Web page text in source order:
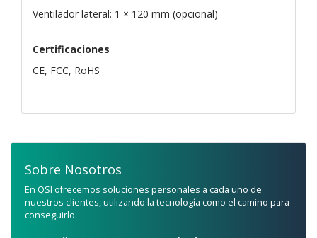
Ventilador lateral: 1 × 120 mm (opcional)
Certificaciones
CE, FCC, RoHS
Sobre Nosotros
En QSI ofrecemos soluciones personales a cada uno de
nuestros clientes, utilizando la tecnología como el camino para
conseguirlo.